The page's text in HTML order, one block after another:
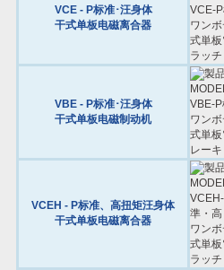
VCE - P标准･汪身体
干式单板电磁离合器
VBE - P标准･汪身体
干式单板电磁制动机
VCEH - P标准、高扭矩汪身体
干式单板电磁离合器